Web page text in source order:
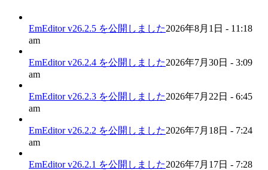
EmEditor v26.2.5 を公開しました2026年8月1日 - 11:18
am
EmEditor v26.2.4 を公開しました2026年7月30日 - 3:09
am
EmEditor v26.2.3 を公開しました2026年7月22日 - 6:45
am
EmEditor v26.2.2 を公開しました2026年7月18日 - 7:24
am
EmEditor v26.2.1 を公開しました2026年7月17日 - 7:28